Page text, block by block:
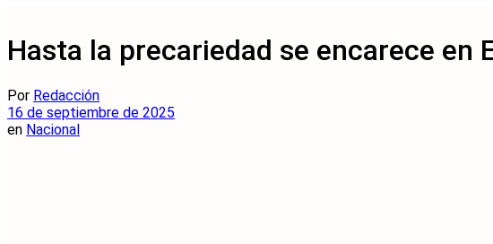
Hasta la precariedad se encarece en
Por Redacción
16 de septiembre de 2025
en Nacional